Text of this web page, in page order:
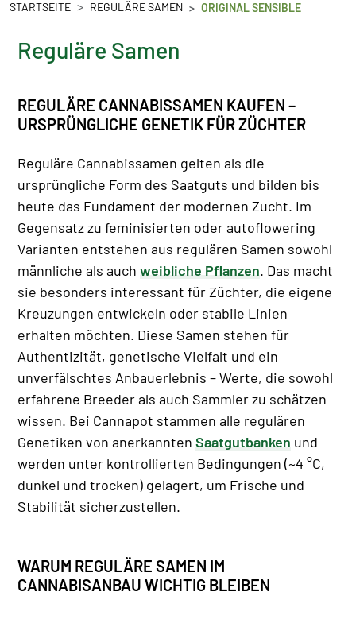
STARTSEITE REGULÄRE SAMEN ORIGINAL SENSIBLE
Reguläre Samen
REGULÄRE CANNABISSAMEN KAUFEN –
URSPRÜNGLICHE GENETIK FÜR ZÜCHTER
Reguläre Cannabissamen gelten als die
ursprüngliche Form des Saatguts und bilden bis
heute das Fundament der modernen Zucht. Im
Gegensatz zu feminisierten oder autoflowering
Varianten entstehen aus regulären Samen sowohl
männliche als auch weibliche Pflanzen. Das macht
sie besonders interessant für Züchter, die eigene
Kreuzungen entwickeln oder stabile Linien
erhalten möchten. Diese Samen stehen für
Authentizität, genetische Vielfalt und ein
unverfälschtes Anbauerlebnis – Werte, die sowohl
erfahrene Breeder als auch Sammler zu schätzen
wissen. Bei Cannapot stammen alle regulären
Genetiken von anerkannten Saatgutbanken und
werden unter kontrollierten Bedingungen (~4 °C,
dunkel und trocken) gelagert, um Frische und
Stabilität sicherzustellen.
WARUM REGULÄRE SAMEN IM
CANNABISANBAU WICHTIG BLEIBEN